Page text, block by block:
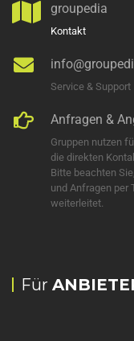
groupedia
Kontakt
Service & Support
Anfragen &
Gruppen nutzen
die direkten
Bitte beachten
und Anfragen per
weiterleitet.
Für